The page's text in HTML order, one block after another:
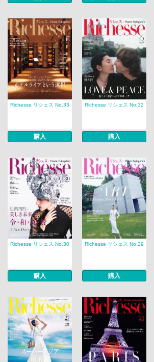
Richesse リシェス No.33
購入
Richesse リシェス No.32
購入
Richesse リシェス No.30
購入
Richesse リシェス No.29
購入